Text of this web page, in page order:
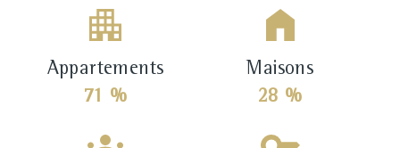
Appartements
71 %
Maisons
28 %